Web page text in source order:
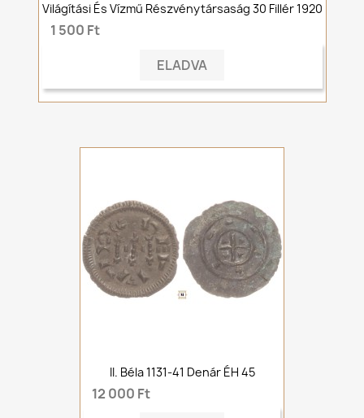
Világítási És Vízmű Részvénytársaság 30 Fillér 1920
1 500 Ft
ELADVA
II. Béla 1131-41 Denár ÉH 45
12 000 Ft